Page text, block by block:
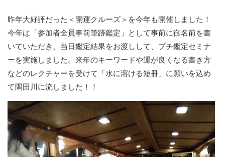
昨年大好評だった＜開運クルーズ＞を今年も開催しました！
今年は「参加者全員事前筆跡鑑定」として事前に御名前を書
いていただき、当日鑑定結果をお渡しして、プチ鑑定セミナ
ーを実施しました。来年のキーワードや運が良くなる書き方
などのレクチャーを受けて「水に溶ける短冊」に願いを込め
て隅田川に流しました！！